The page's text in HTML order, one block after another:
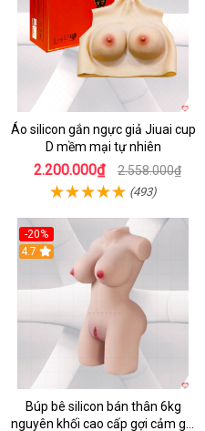
Áo silicon gắn ngực giả Jiuai cup
D mềm mại tự nhiên
2.200.000₫ 2.558.000₫
(493)
-20%
4.7
Búp bê silicon bán thân 6kg
nguyên khối cao cấp gợi cảm giá